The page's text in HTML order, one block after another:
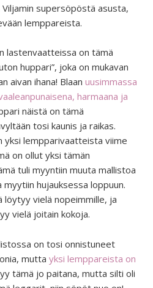
supersöpöstä asusta,
lemppareista.
lastenvaatteissa on tämä
huppari”, joka on mukavan
aivan ihana! Blaan uusimmassa
harmaana ja
näistä on tämä
tosi kaunis ja raikas.
yksi lempparivaatteista viime
on ollut yksi tämän
tuli myyntiin muuta mallistoa
hujauksessa loppuun.
löytyy vielä nopeimmille, ja
vielä joitain kokoja.
on tosi onnistuneet
mutta yksi lemppareista on
tämä jo paitana, mutta silti oli